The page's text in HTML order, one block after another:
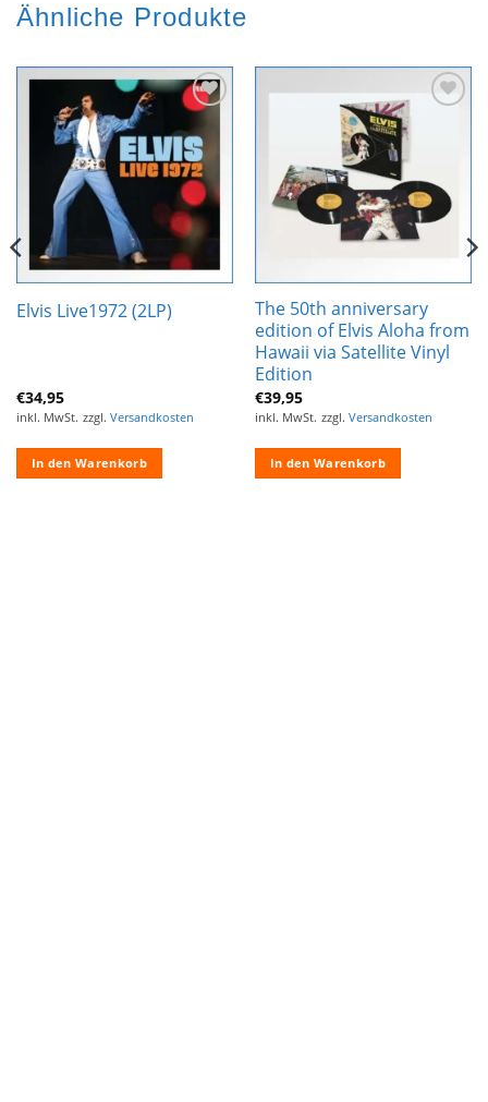
Ähnliche Produkte
Wunschliste
hinzufügen
Elvis Live1972 (2LP)
€34,95
inkl. MwSt. zzgl. Versandkosten
In den Warenkorb
Wunschliste
hinzufügen
The 50th anniversary
edition of Elvis Aloha from
Hawaii via Satellite Vinyl
Edition
€39,95
inkl. MwSt. zzgl. Versandkosten
In den Warenkorb